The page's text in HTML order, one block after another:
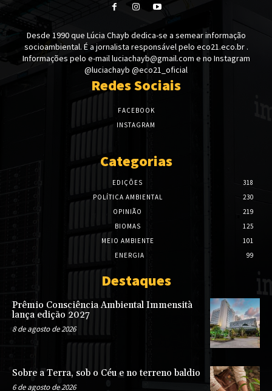
Desde 1990 que Lúcia Chayb dedica-se a semear informação
socioambiental. É a jornalista responsável pelo eco21.eco.br .
Informações pelo e-mail luciachayb@gmail.com e no Instagram
@luciachayb @eco21_oficial
Redes Sociais
FACEBOOK
INSTAGRAM
Categorias
EDIÇÕES
318
POLÍTICA AMBIENTAL
230
OPINIÃO
219
BIOMAS
125
MEIO AMBIENTE
101
ENERGIA
99
Destaques
Prêmio Consciência Ambiental Immensità
lança edição 2027
8 de agosto de 2026
Sobre a Terra, sob o Céu e no terreno baldio
6 de agosto de 2026